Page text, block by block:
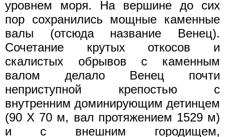
уровнем моря. На вершине до сих
пор сохранились мощные каменные
валы (отсюда название Венец).
Сочетание крутых откосов и
скалистых обрывов с каменным
валом делало Венец почти
неприступной крепостью с
внутренним доминирующим детинцем
(90 X 70 м, вал протяжением 1529 м)
и с внешним городищем,